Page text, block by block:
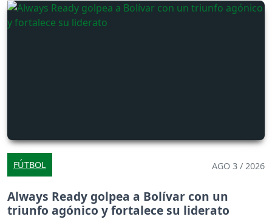
FÚTBOL AGO 3 / 2026
Always Ready golpea a Bolívar con un
triunfo agónico y fortalece su liderato